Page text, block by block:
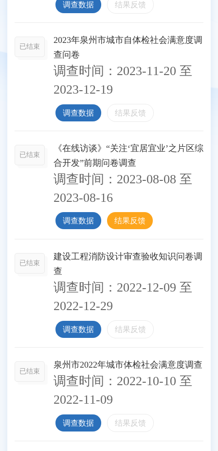
调查数据 结果反馈
已结束
2023年泉州市城市自体检社会满意度调
查问卷
调查时间： 2023-11-20 至
2023-12-19
调查数据 结果反馈
已结束
《在线访谈》“关注‘宜居宜业’之片区综
合开发”前期问卷调查
调查时间： 2023-08-08 至
2023-08-16
调查数据 结果反馈
已结束
建设工程消防设计审查验收知识问卷调
查
调查时间： 2022-12-09 至
2022-12-29
调查数据 结果反馈
已结束
泉州市2022年城市体检社会满意度调查
调查时间： 2022-10-10 至
2022-11-09
调查数据 结果反馈